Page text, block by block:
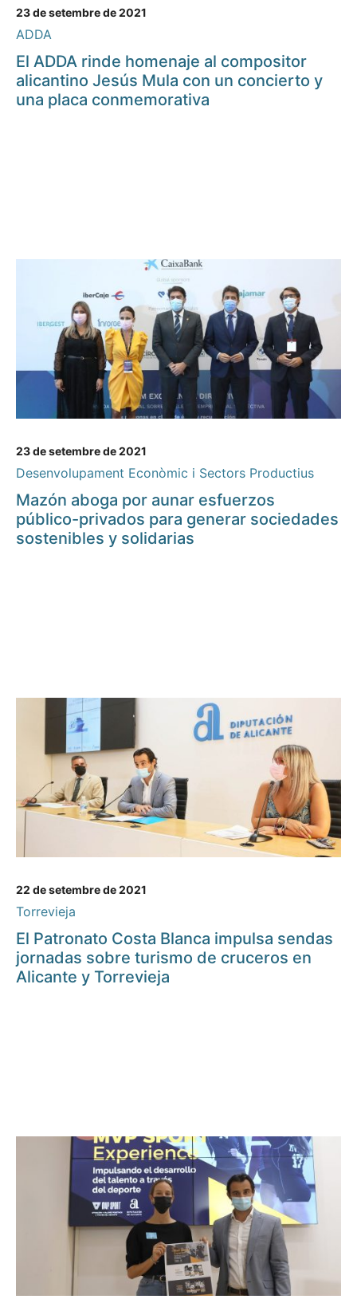
23 de setembre de 2021
ADDA
El ADDA rinde homenaje al compositor
alicantino Jesús Mula con un concierto y
una placa conmemorativa
23 de setembre de 2021
Desenvolupament Econòmic i Sectors Productius
Mazón aboga por aunar esfuerzos
público-privados para generar sociedades
sostenibles y solidarias
22 de setembre de 2021
Torrevieja
El Patronato Costa Blanca impulsa sendas
jornadas sobre turismo de cruceros en
Alicante y Torrevieja